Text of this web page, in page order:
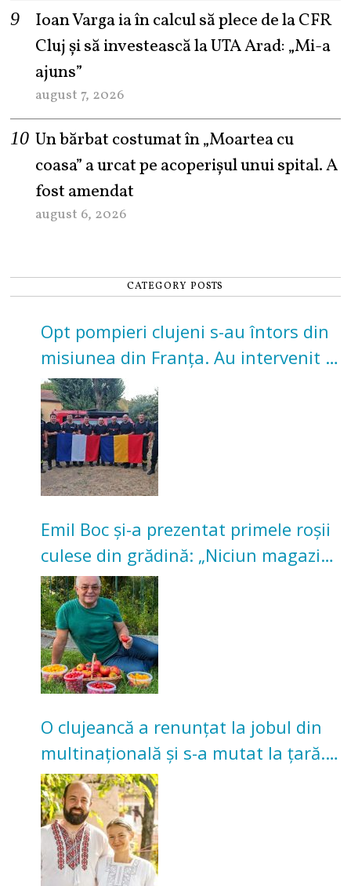
Ioan Varga ia în calcul să plece de la CFR
Cluj și să investească la UTA Arad: „Mi-a
ajuns”
august 7, 2026
Un bărbat costumat în „Moartea cu
coasa” a urcat pe acoperișul unui spital. A
fost amendat
august 6, 2026
CATEGORY POSTS
Opt pompieri clujeni s-au întors din
misiunea din Franța. Au intervenit la
incendii de vegetație și pădure
Emil Boc și-a prezentat primele roșii
culese din grădină: „Niciun magazin
nu poate oferi această satisfacție”
O clujeancă a renunțat la jobul din
multinațională și s-a mutat la țară.
Acum cultivă legume în grădina
bunicilor